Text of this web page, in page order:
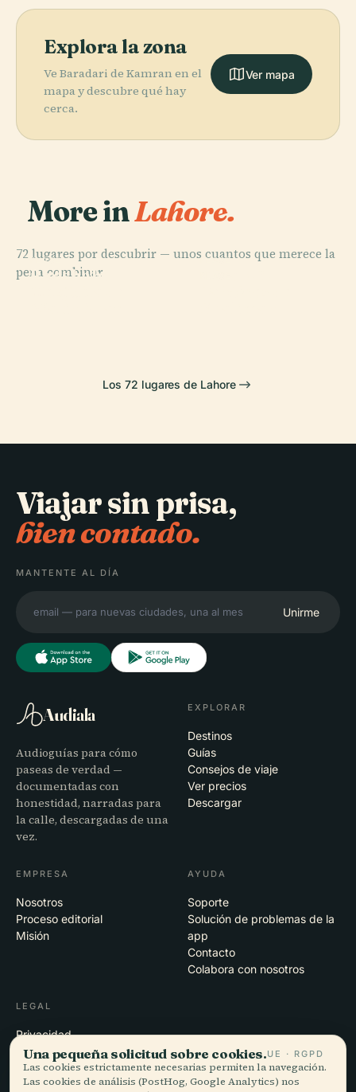
Explora la zona
Ve Baradari de Kamran en el
mapa y descubre qué hay
cerca.
Ver mapa
More inLahore.
72 lugares por descubrir — unos cuantos que merece la
pena combinar.
PLACE
Badshahi
PLACE
PLACE
Los 72 lugares de Lahore
Viajar sin prisa,
bien contado.
MANTENTE AL DÍA
Unirme
Audiala
Audioguías para cómo
paseas de verdad —
documentadas con
honestidad, narradas para
la calle, descargadas de una
vez.
EXPLORAR
Destinos
Guías
Consejos de viaje
Ver precios
Descargar
EMPRESA
Nosotros
Proceso editorial
Misión
AYUDA
Soporte
Solución de problemas de la
app
Contacto
Colabora con nosotros
LEGAL
Privacidad
Términos
Configuración de cookies
Eliminar cuenta
Una pequeña solicitud sobre cookies.UE · RGPD
Las cookies estrictamente necesarias permiten la navegación.
Las cookies de análisis (PostHog, Google Analytics) nos